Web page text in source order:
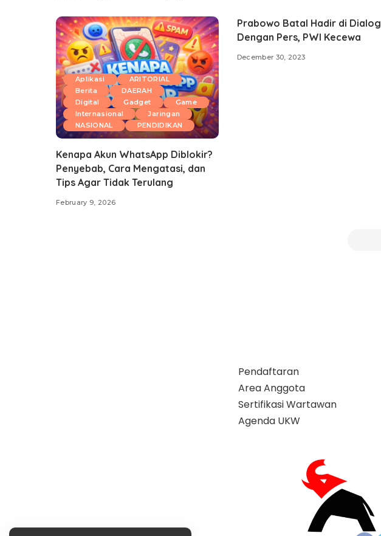
Aplikasi
ARITORIAL
Berita
DAERAH
Digital
Gadget
Game
Internasional
Jaringan
NASIONAL
PENDIDIKAN
Kenapa Akun WhatsApp Diblokir?
Penyebab, Cara Mengatasi, dan
Tips Agar Tidak Terulang
February 9, 2026
Prabowo Batal Hadir di Dialog
Dengan Pers, PWI Kecewa
December 30, 2023
Pendaftaran
Area Anggota
Sertifikasi Wartawan
Agenda UKW